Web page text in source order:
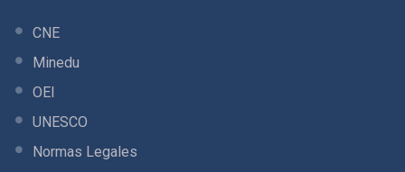
CNE
Minedu
OEI
UNESCO
Normas Legales